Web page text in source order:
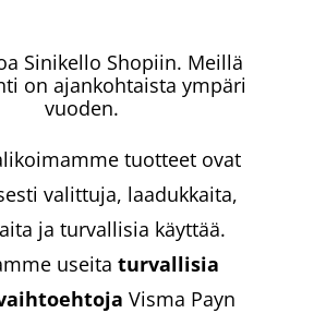
Sinikello Shopiin. Meillä
on ajankohtaista ympäri
vuoden.
tuotteet ovat
valittuja, laadukkaita,
ja turvallisia käyttää.
useita turvallisia
Visma Payn